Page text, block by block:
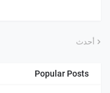
أحدث
Popular Posts